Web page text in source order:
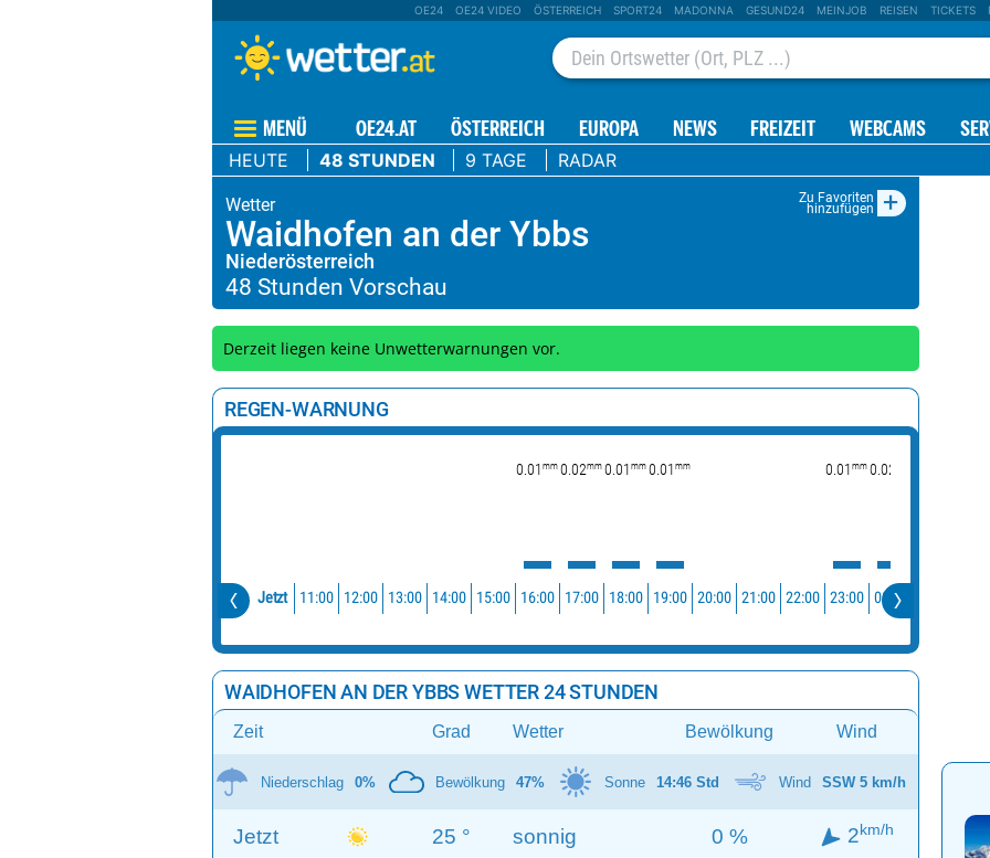
OE24 OE24 VIDEO ÖSTERREICH SPORT24 MADONNA GESUND24 MEINJOB REISEN TICKETS
MENÜ OE24.AT ÖSTERREICH EUROPA NEWS FREIZEIT WEBCAMS
HEUTE 48 STUNDEN 9 TAGE RADAR
Zu Favoriten
hinzufügen +
Waidhofen an der Ybbs
Niederösterreich
Derzeit liegen keine Unwetterwarnungen vor.
REGEN-WARNUNG
0.01 mm 0.02mm 0.01 mm 0.01 mm 0.01 mm 0.02
Jetzt 11:00 12:00 13:00 14:00 15:00 16:00 17:00 18:00 19:00 20:00 21:00 22:00 23:00 00:00
WAIDHOFEN AN DER YBBS WETTER 24 STUNDEN
Zeit Grad Wetter Bewölkung Wind
Niederschlag 0% Bewölkung 47% Sonne 14:46 Std Wind SSW 5 km/h
Jetzt 25 ° sonnig 0 % 2km/h